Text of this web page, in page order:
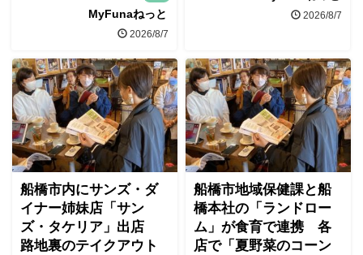
MyFunaねっと
2026/8/7
2026/8/7
船橋市内にサンズ・ダ
イナー姉妹店「サン
ズ・タケリア」出店
路地裏のテイクアウト
船橋市地域保健課と船
橋本社の「ランドロー
ム」が食育で連携 各
店で「夏野菜のコーン